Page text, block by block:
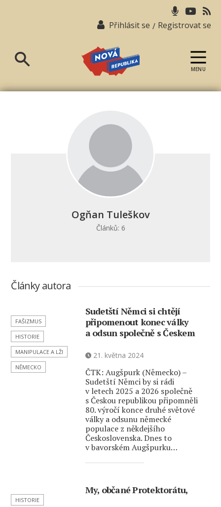
Přihlásit se / Registrovat se
republika
MENU
Ogňan Tuleškov
Článků: 6
Články autora
FAŠIZMUS
HISTORIE
MANIPULACE A LŽI
NĚMECKO
Sudetští Němci si chtějí
připomenout konec války
a odsun společně s Českem
21. května 2024
ČTK: Augšpurk (Německo) –
Sudetští Němci by si rádi
v letech 2025 a 2026 společně
s Českou republikou připomněli
80. výročí konce druhé světové
války a odsunu německé
populace z někdejšího
Československa. Dnes to
v bavorském Augšpurku…
HISTORIE
My, občané Protektorátu,